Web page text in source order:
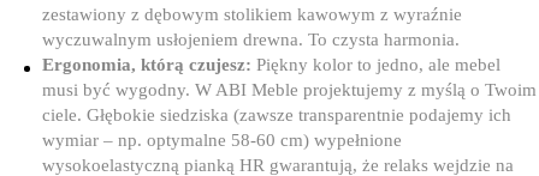
zestawiony z dębowym stolikiem kawowym z wyraźnie
wyczuwalnym usłojeniem drewna. To czysta harmonia.
Ergonomia, którą czujesz: Piękny kolor to jedno, ale mebel
musi być wygodny. W ABI Meble projektujemy z myślą o Twoim
ciele. Głębokie siedziska (zawsze transparentnie podajemy ich
wymiar – np. optymalne 58-60 cm) wypełnione
wysokoelastyczną pianką HR gwarantują, że relaks wejdzie na